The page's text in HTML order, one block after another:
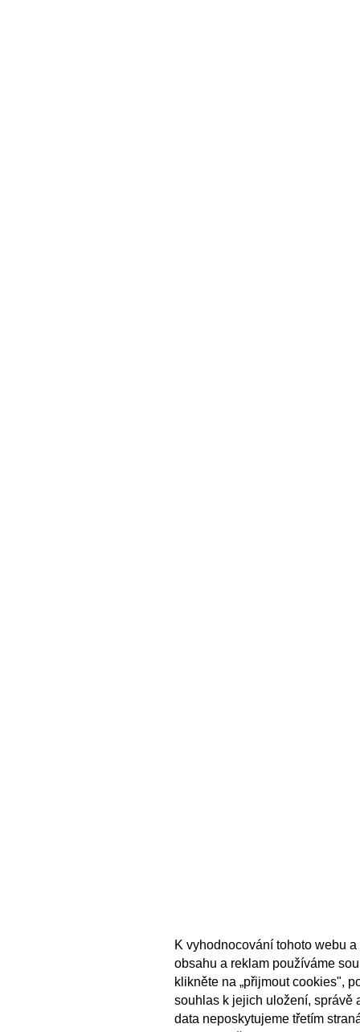
K vyhodnocování tohoto webu
obsahu a reklam používáme
klikněte na „přijmout cookies",
souhlas k jejich uložení, správě
data neposkytujeme třetím